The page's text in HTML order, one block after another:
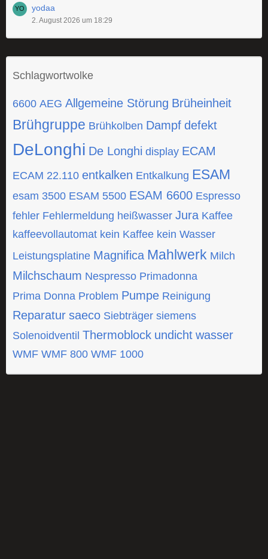
yodaa
2. August 2026 um 18:29
Schlagwortwolke
6600 AEG Allgemeine Störung Brüheinheit
Brühgruppe Brühkolben Dampf defekt
DeLonghi De Longhi display ECAM
ECAM 22.110 entkalken Entkalkung ESAM
esam 3500 ESAM 5500 ESAM 6600 Espresso
fehler Fehlermeldung heißwasser Jura Kaffee
kaffeevollautomat kein Kaffee kein Wasser
Leistungsplatine Magnifica Mahlwerk Milch
Milchschaum Nespresso Primadonna
Prima Donna Problem Pumpe Reinigung
Reparatur saeco Siebträger siemens
Solenoidventil Thermoblock undicht wasser
WMF WMF 800 WMF 1000